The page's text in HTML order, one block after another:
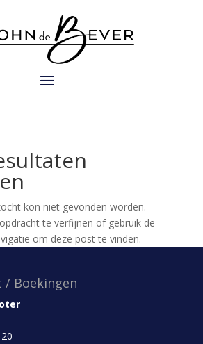
kon niet gevonden worden.
te verfijnen of gebruik de
om deze post te vinden.
/ Boekingen